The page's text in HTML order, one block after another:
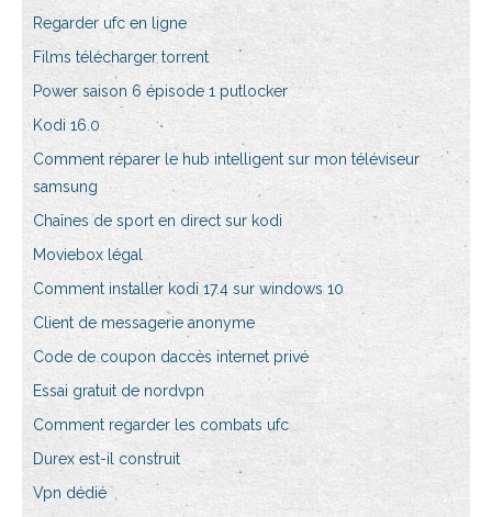
Regarder ufc en ligne
Films télécharger torrent
Power saison 6 épisode 1 putlocker
Kodi 16.0
Comment réparer le hub intelligent sur mon téléviseur
samsung
Chaînes de sport en direct sur kodi
Moviebox légal
Comment installer kodi 17.4 sur windows 10
Client de messagerie anonyme
Code de coupon daccès internet privé
Essai gratuit de nordvpn
Comment regarder les combats ufc
Durex est-il construit
Vpn dédié